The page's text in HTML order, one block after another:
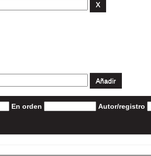
En orden Autor/registro